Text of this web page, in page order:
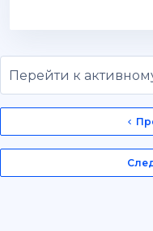
Перейти к активному